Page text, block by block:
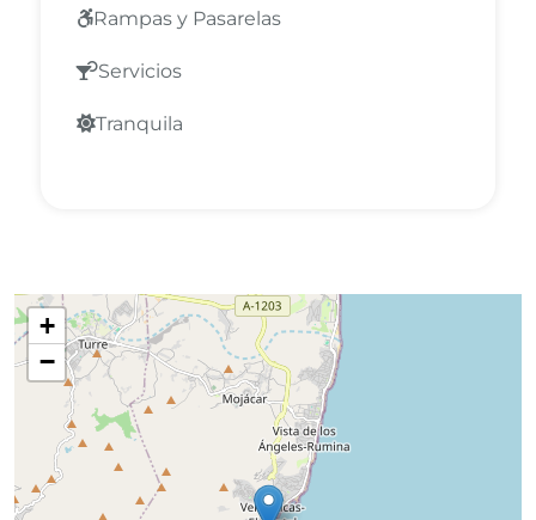
Rampas y Pasarelas
Servicios
Tranquila
+
−